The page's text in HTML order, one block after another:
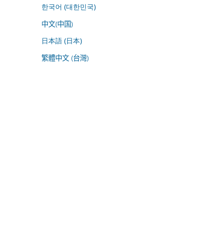
한국어 (대한민국)
中文(中国)
日本語 (日本)
繁體中文 (台灣)